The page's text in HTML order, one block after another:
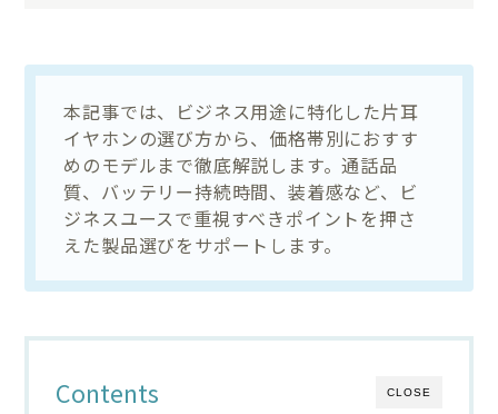
本記事では、ビジネス用途に特化した片耳
イヤホンの選び方から、価格帯別におすす
めのモデルまで徹底解説します。通話品
質、バッテリー持続時間、装着感など、ビ
ジネスユースで重視すべきポイントを押さ
えた製品選びをサポートします。
CLOSE
Contents